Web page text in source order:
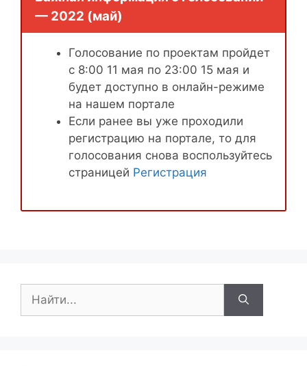
— 2022 (май)
Голосование по проектам пройдет
с 8:00 11 мая по 23:00 15 мая и
будет доступно в онлайн-режиме
на нашем портале
Если ранее вы уже проходили
регистрацию на портале, то для
голосования снова воспользуйтесь
страницей Регистрация